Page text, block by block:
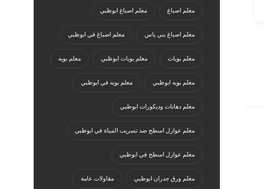
معلم اصباغ معلم اصباغ ابوظبي
معلم اصباغ بني ياس معلم اصباغ في ابوظبي
معلم بويات معلم بويات ابوظبي معلم بويه
معلم بويه ابوظبي معلم بويه في ابوظبي
معلم دهانات وديكورات ابوظبي
معلم عوازل اسطح ضد تسريب المياة في ابوظبي
معلم عوازل اسطح في ابوظبي
معلم ورق جدران ابوظبي مقاولات عامة